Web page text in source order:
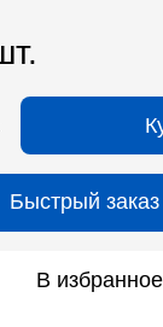
Быстрый заказ
В избранное